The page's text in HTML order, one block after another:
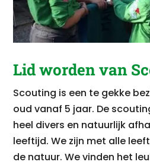
Lid worden van
Scouting is een te gekke
oud vanaf 5 jaar. De
heel divers en natuurlijk
leeftijd. We zijn met alle
de natuur. We vinden het